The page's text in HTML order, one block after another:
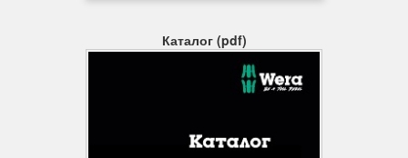
Ідентифікатори інструментів Take it easy
Викрутки, забезпечені ідентифікаторами інструментів "Take it
Каталог (pdf)